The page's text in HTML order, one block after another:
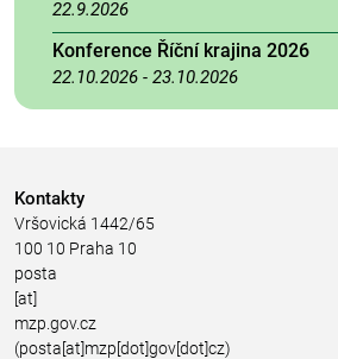
22.9.2026
Konference Říční krajina 2026
22.10.2026 - 23.10.2026
Kontakty
Vršovická 1442/65
100 10 Praha 10
posta
[at]
mzp.gov.cz
(posta[at]mzp[dot]gov[dot]cz)